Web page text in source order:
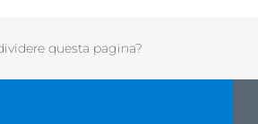
questa pagina?